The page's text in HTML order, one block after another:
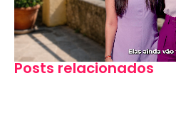
Posts relacionados